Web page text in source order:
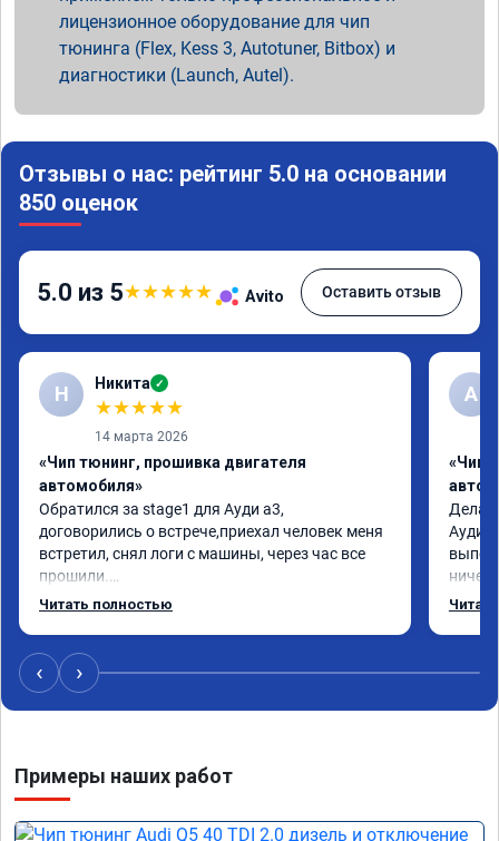
лицензионное оборудование для чип
тюнинга (Flex, Kess 3, Autotuner, Bitbox) и
диагностики (Launch, Autel).
Отзывы о нас: рейтинг 5.0 на основании
850 оценок
5.0 из 5★★★★★ Avito Оставить отзыв
Н Никита ✓
★★★★★
14 марта 2026
«Чип тюнинг, прошивка двигателя
автомобиля»
Обратился за stage1 для Ауди а3,
договорились о встрече,приехал человек меня
встретил, снял логи с машины, через час все
прошили.
Арман спасибо тебе огромное, машинка по
машина едет не в себя, еще раз спасибо
вам!!!!!!!
Читать полностью
А
«Чип
Делал
‹ ›
Примеры наших работ